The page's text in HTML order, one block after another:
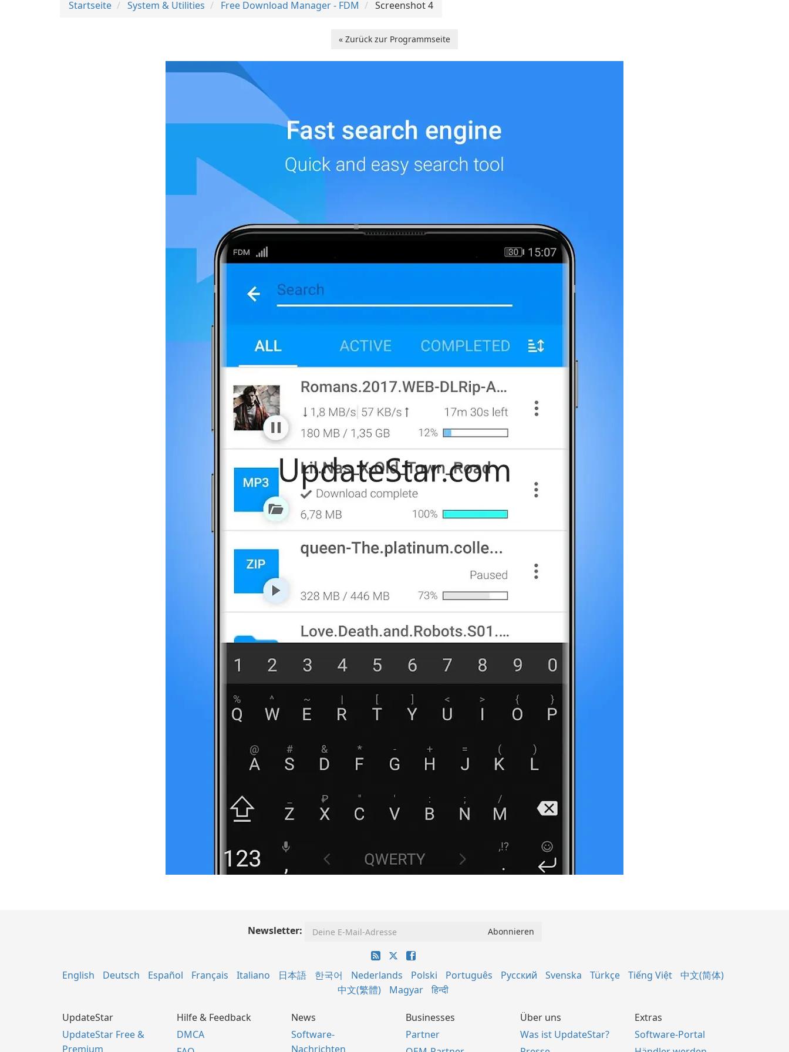
Startseite System & Utilities Free Download Manager - FDM Screenshot 4
« Zurück zur Programmseite
Newsletter:
English Deutsch Español Français Italiano 日本語 한국어 Nederlands Polski Português Русский Svenska Türkçe Tiếng Việt
中文(简体)
中文(繁體)
Magyar हिन्दी
UpdateStar
UpdateStar Free &
Premium
Hilfe & Feedback
DMCA
News
Software-
Nachrichten
Businesses
Partner
Über uns
Was ist UpdateStar?
Extras
Software-Portal